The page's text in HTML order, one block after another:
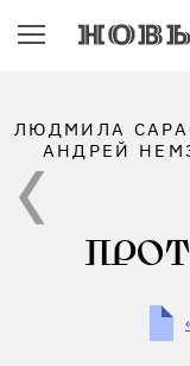
ЛЮДМИЛА
АНДРЕЙ